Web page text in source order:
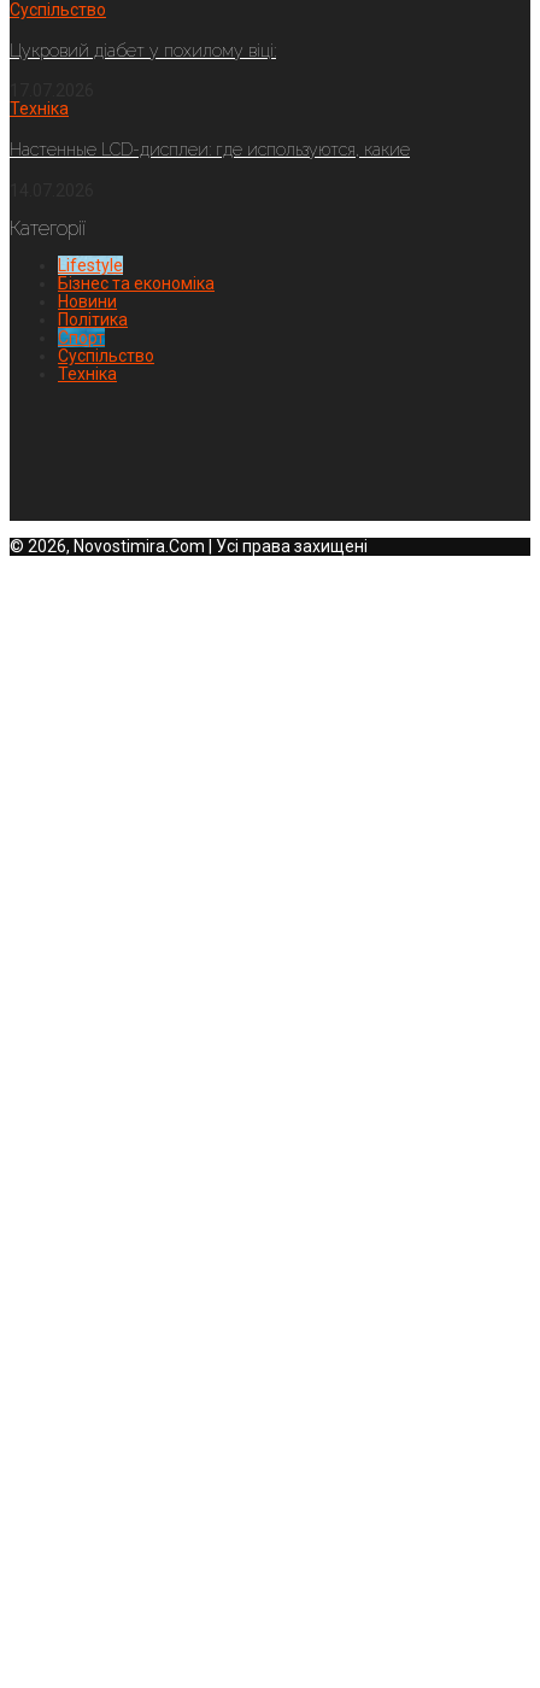
Суспільство
Цукровий діабет у похилому віці:
Техніка
Настенные LCD-дисплеи: где используются, какие
Категорії
Lifestyle
Бізнес та економіка
Новини
Політика
Спорт
Суспільство
Техніка
© 2026, Novostimira.Com | Усі права захищені